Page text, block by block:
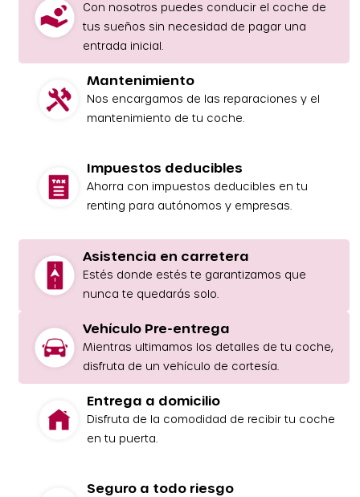
Con nosotros puedes conducir el coche de
tus sueños sin necesidad de pagar una
entrada inicial.
Mantenimiento
Nos encargamos de las reparaciones y el
mantenimiento de tu coche.
Impuestos deducibles
Ahorra con impuestos deducibles en tu
renting para autónomos y empresas.
Asistencia en carretera
Estés donde estés te garantizamos que
nunca te quedarás solo.
Vehículo Pre-entrega
Mientras ultimamos los detalles de tu coche,
disfruta de un vehículo de cortesía.
Entrega a domicilio
Disfruta de la comodidad de recibir tu coche
en tu puerta.
Seguro a todo riesgo